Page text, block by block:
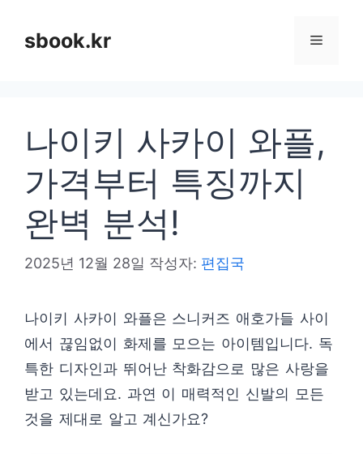
sbook.kr 메
나이키 사카이 와플,
가격부터 특징까지
완벽 분석!
2025년 12월 28일 작성자: 편집국
나이키 사카이 와플은 스니커즈 애호가들 사이
에서 끊임없이 화제를 모으는 아이템입니다. 독
특한 디자인과 뛰어난 착화감으로 많은 사랑을
받고 있는데요. 과연 이 매력적인 신발의 모든
것을 제대로 알고 계신가요?